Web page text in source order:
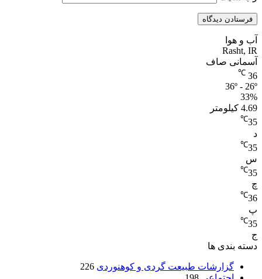
آب و هوا
Rasht, IR
آسمانی صاف
36
℃
36º - 26º
33%
4.69 کیلومتر
35
℃
د
35
℃
س
35
℃
چ
36
℃
پ
35
℃
ج
دسته بندی ها
گزارشات طبیعت گردی و کوهنوردی 226